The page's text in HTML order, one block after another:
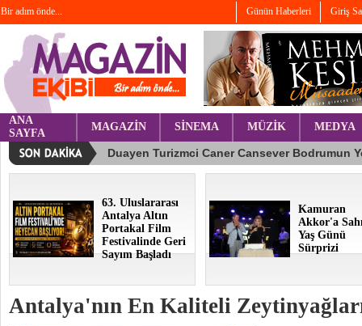
Bir adım önde... Günün Haberleri Giriş
ANA
SAYFA
MAGAZİN SİNEMA MÜZİK MEDYA
63. Uluslararası
Antalya Altın
Portakal Film
Festivalinde Geri
Sayım Başladı
Kamuran
Akkor'a
Yaş Günü
Sürprizi
Antalya'nın En Kaliteli